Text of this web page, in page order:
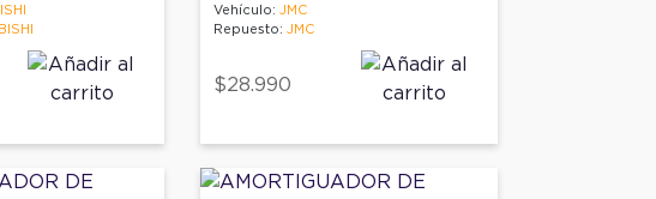
from
Vehículo:JMC
Repuesto:JMC
$28.990